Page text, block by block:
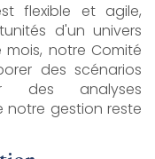
flexible et agile,
d'un univers
mois, notre Comité
des scénarios
des analyses
notre gestion reste